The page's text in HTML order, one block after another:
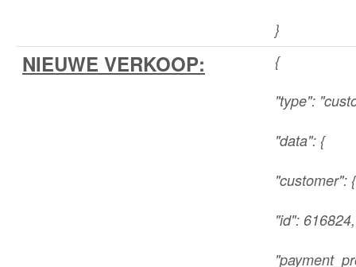
}
NIEUWE VERKOOP:
{
"type":
"data": {
"customer": {
"id": 616824,